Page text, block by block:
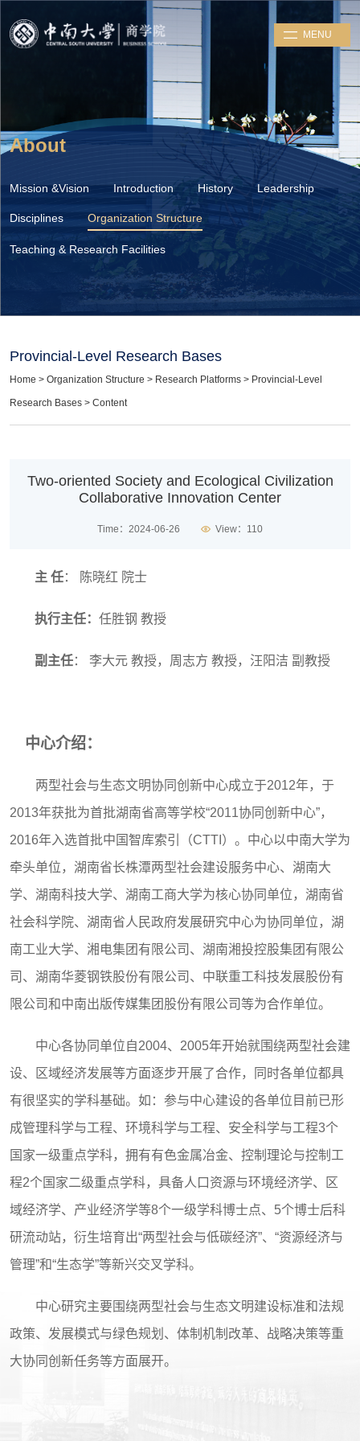
MENU
About
Mission &Vision Introduction History Leadership
Disciplines Organization Structure
Teaching & Research Facilities
Provincial-Level Research Bases
Home > Organization Structure > Research Platforms> Provincial-Level
Research Bases> Content
Two-oriented Society and Ecological Civilization
Collaborative Innovation Center
Time：2024-06-26 View： 110
主 任： 陈晓红 院士
执行主任： 任胜钢 教授
副主任： 李大元 教授，周志方 教授，汪阳洁 副教授
中心介绍：
两型社会与生态文明协同创新中心成立于2012年，于
2013年获批为首批湖南省高等学校“2011协同创新中心”，
2016年入选首批中国智库索引（CTTI ）。中心以中南大学为
牵头单位，湖南省长株潭两型社会建设服务中心、湖南大
学、湖南科技大学、湖南工商大学为核心协同单位，湖南省
社会科学院、湖南省人民政府发展研究中心为协同单位， 湖
南工业大学、湘电集团有限公司、湖南湘投控股集团有限公
司、湖南华菱钢铁股份有限公司、中联重工科技发展股份有
限公司和中南出版传媒集团股份有限公司等为合作单位。
中心各协同单位自2004、 2005年开始就围绕两型社会建
设、区域经济发展等方面逐步开展了合作，同时各单位都具
有很坚实的学科基础。如：参与中心建设的各单位目前已形
成管理科学与工程、环境科学与工程、安全科学与工程3个
国家一级重点学科，拥有有色金属冶金、控制理论与控制工
程2个国家二级重点学科，具备人口资源与环境经济学、区
域经济学、产业经济学等8个一级学科博士点、 5个博士后科
研流动站，衍生培育出“两型社会与低碳经济”、“资源经济与
管理”和“生态学”等新兴交叉学科。
中心研究主要围绕两型社会与生态文明建设标准和法规
政策、发展模式与绿色规划、体制机制改革、战略决策等重
大协同创新任务等方面展开。